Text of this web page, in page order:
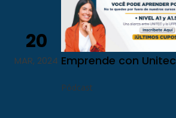
20
MAR, 2024 Emprende con Unitec
Pódcast